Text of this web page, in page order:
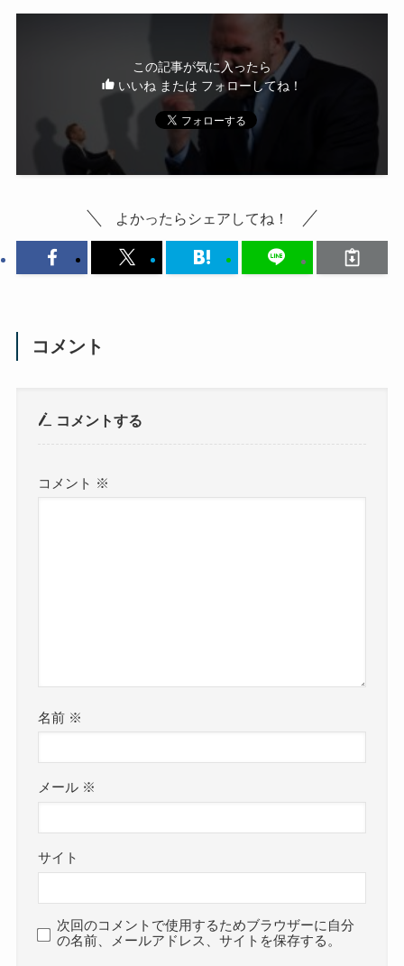
この記事が気に入ったら
いいね または フォローしてね！
よかったらシェアしてね！
コメント
コメントする
コメント ※
名前 ※
メール ※
サイト
次回のコメントで使用するためブラウザーに自分
の名前、メールアドレス、サイトを保存する。